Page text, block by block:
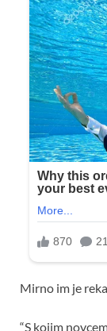
Mirno im je
“S kojim